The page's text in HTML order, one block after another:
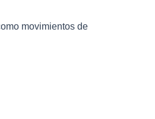
movimientos de